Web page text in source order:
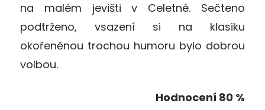
na malém jevišti v Celetné. Sečteno
podtrženo, vsazení si na klasiku
okořeněnou trochou humoru bylo dobrou
volbou.
Hodnocení 80 %